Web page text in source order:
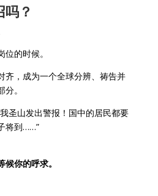
？
的时候。
齐，成为一个全球分辨、祷告并
。
圣山发出警报！国中的居民都要
将到……”
你的呼求。